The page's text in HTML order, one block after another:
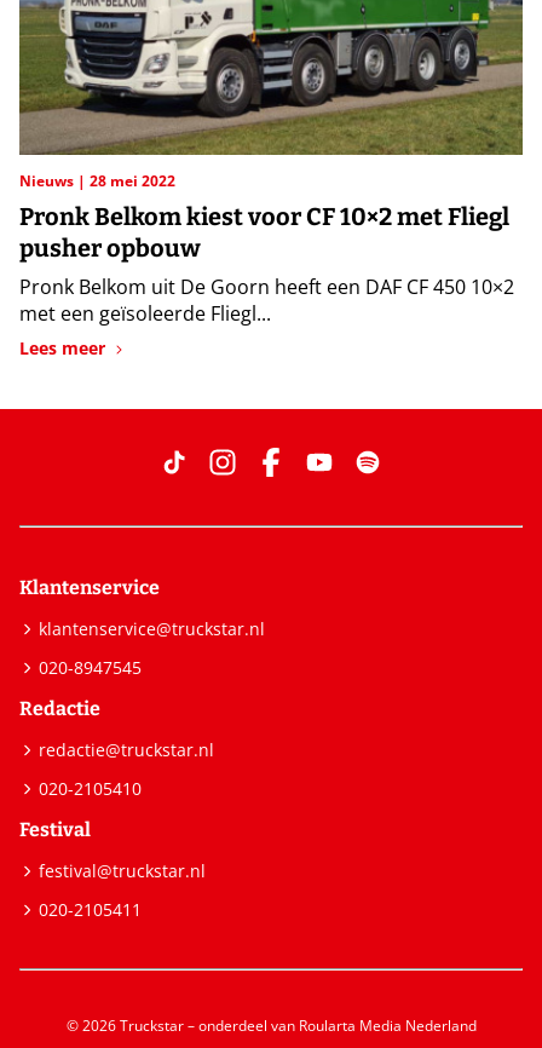
Nieuws 28 mei 2022
Pronk Belkom kiest voor CF 10×2 met Fliegl
pusher opbouw
Pronk Belkom uit De Goorn heeft een DAF CF 450 10×2
met een geïsoleerde Fliegl...
Lees meer
Klantenservice
klantenservice@truckstar.nl
020-8947545
Redactie
redactie@truckstar.nl
020-2105410
Festival
festival@truckstar.nl
020-2105411
© 2026 Truckstar – onderdeel van Roularta Media Nederland